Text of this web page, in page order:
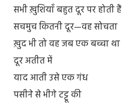
सभी ख़ुशियाँ बहुत दूर पर होती हैं
सचमुच कितनी दूर—वह सोचता
ख़ुद भी तो वह जब एक बच्चा था
दूर अतीत में
याद आती उसे एक गंध
पसीने से भीगे टट्टू की